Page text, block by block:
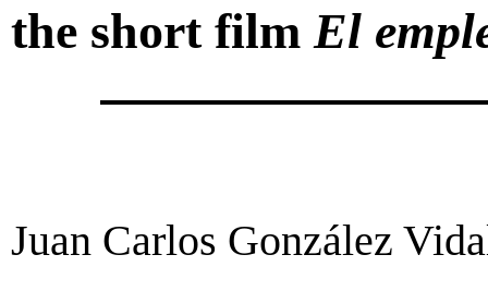
the short film El
Juan Carlos González